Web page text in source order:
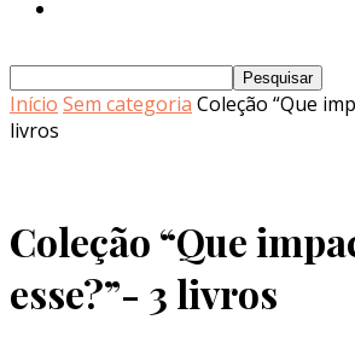
Início Sem categoria Coleção “Que
livros
Coleção “Que
esse?”- 3 livros